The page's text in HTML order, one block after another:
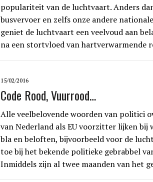
populariteit van de luchtvaart. Anders
busvervoer en zelfs onze andere
geniet de luchtvaart een veelvoud aan
na een stortvloed van hartverwarmende
15/02/2016
Code Rood, Vuurrood…
Alle veelbelovende woorden van politici
van Nederland als EU voorzitter lijken bij
bla en beloften, bijvoorbeeld voor de
toe bij het bekende politieke gebrabbel
Inmiddels zijn al twee maanden van het